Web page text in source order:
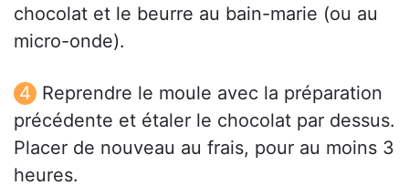
chocolat et le beurre au bain-marie (ou au
micro-onde).
Reprendre le moule avec la préparation
précédente et étaler le chocolat par dessus.
Placer de nouveau au frais, pour au moins 3
heures.